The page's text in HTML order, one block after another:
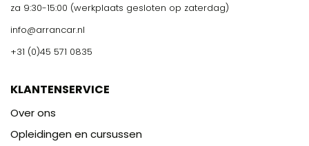
za 9:30-15:00 (werkplaats gesloten op zaterdag)
info@arrancar.nl
+31 (0)45 571 0835
KLANTENSERVICE
Over ons
Opleidingen en cursussen